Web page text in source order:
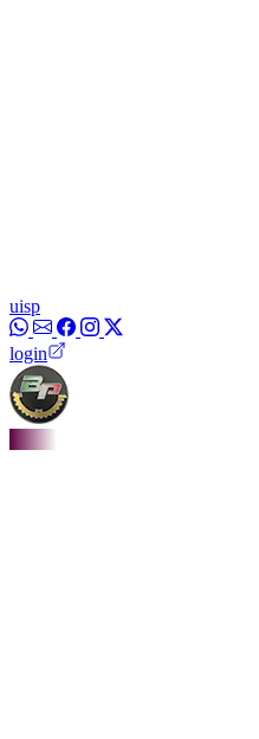
uisp
login